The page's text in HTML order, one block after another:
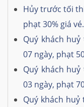
Hủy trước tối
phạt 30% giá vé.
Quý khách
07 ngày, phạt
Quý khách
03 ngày, phạt
Quý khách